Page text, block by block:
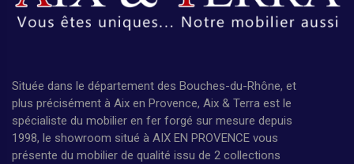
Située dans le département des Bouches-du-Rhône, et
plus précisément à Aix en Provence, Aix & Terra est le
spécialiste du mobilier en fer forgé sur mesure depuis
1998, le showroom situé à AIX EN PROVENCE vous
présente du mobilier de qualité issu de 2 collections